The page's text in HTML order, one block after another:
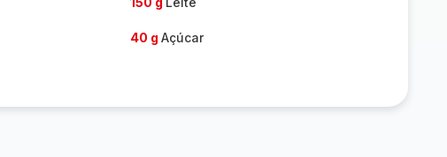
40 g Açúcar